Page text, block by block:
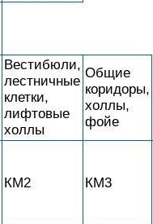
Вестибюли,
лестничные
клетки,
лифтовые
холлы
Общие
коридоры,
холлы,
фойе
КМ2 КМ3